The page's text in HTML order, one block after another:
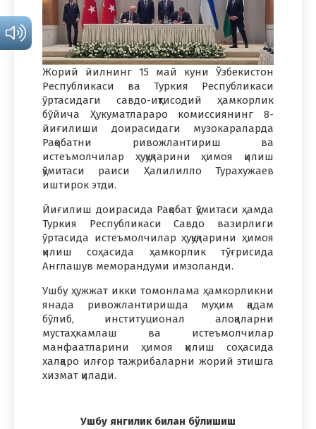
Жорий йилнинг 15 май куни Ўзбекистон
Республикаси ва Туркия Республикаси
ўртасидаги савдо-иқтисодий ҳамкорлик
бўйича Ҳукуматлараро комиссиянинг 8-
йиғилиши доирасидаги музокараларда
Рақобатни ривожлантириш ва
истеъмолчилар ҳуқуқларини ҳимоя қилиш
қўмитаси раиси Ҳалилилло Турахужаев
иштирок этди.
Йиғилиш доирасида Рақобат қўмитаси ҳамда
Туркия Республикаси Савдо вазирлиги
ўртасида истеъмолчилар ҳуқуқларини ҳимоя
қилиш соҳасида ҳамкорлик тўғрисида
Англашув меморандуми имзоланди.
Ушбу ҳужжат икки томонлама ҳамкорликни
янада ривожлантиришда муҳим қадам
бўлиб, институционал алоқаларни
мустаҳкамлаш ва истеъмолчилар
манфаатларини ҳимоя қилиш соҳасида
халқаро илғор тажрибаларни жорий этишга
хизмат қилади.
Ушбу янгилик билан бўлишиш